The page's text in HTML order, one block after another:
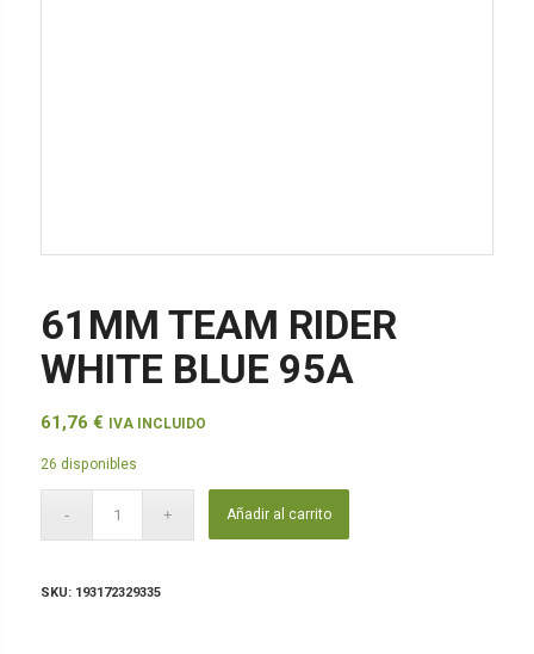
61MM TEAM RIDER
WHITE BLUE 95A
61,76 € IVA INCLUIDO
26 disponibles
Añadir al carrito
SKU: 193172329335